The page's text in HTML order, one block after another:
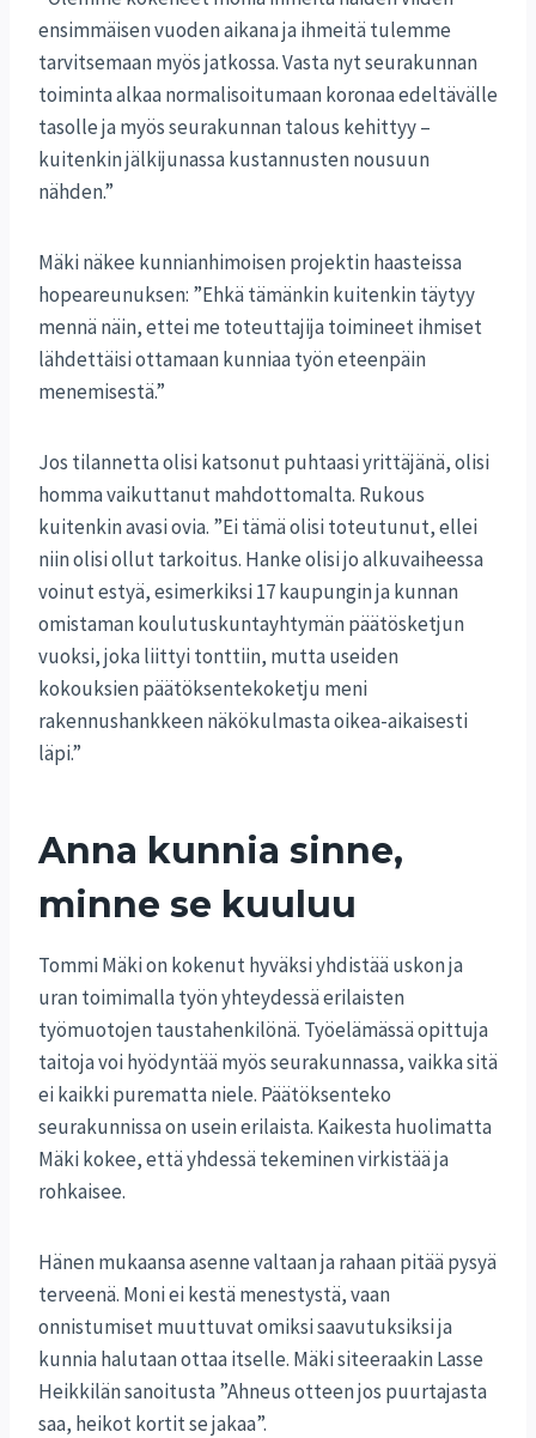
ensimmäisen vuoden aikana ja ihmeitä tulemme
tarvitsemaan myös jatkossa. Vasta nyt seurakunnan
toiminta alkaa normalisoitumaan koronaa edeltävälle
tasolle ja myös seurakunnan talous kehittyy –
kuitenkin jälkijunassa kustannusten nousuun
nähden.”
Mäki näkee kunnianhimoisen projektin haasteissa
hopeareunuksen: ”Ehkä tämänkin kuitenkin täytyy
mennä näin, ettei me toteuttajija toimineet ihmiset
lähdettäisi ottamaan kunniaa työn eteenpäin
menemisestä.”
Jos tilannetta olisi katsonut puhtaasi yrittäjänä, olisi
homma vaikuttanut mahdottomalta. Rukous
kuitenkin avasi ovia. ”Ei tämä olisi toteutunut, ellei
niin olisi ollut tarkoitus. Hanke olisi jo alkuvaiheessa
voinut estyä, esimerkiksi 17 kaupungin ja kunnan
omistaman koulutuskuntayhtymän päätösketjun
vuoksi, joka liittyi tonttiin, mutta useiden
kokouksien päätöksentekoketju meni
rakennushankkeen näkökulmasta oikea-aikaisesti
läpi.”
Anna kunnia sinne,
minne se kuuluu
Tommi Mäki on kokenut hyväksi yhdistää uskon ja
uran toimimalla työn yhteydessä erilaisten
työmuotojen taustahenkilönä. Työelämässä opittuja
taitoja voi hyödyntää myös seurakunnassa, vaikka sitä
ei kaikki purematta niele. Päätöksenteko
seurakunnissa on usein erilaista. Kaikesta huolimatta
Mäki kokee, että yhdessä tekeminen virkistää ja
rohkaisee.
Hänen mukaansa asenne valtaan ja rahaan pitää pysyä
terveenä. Moni ei kestä menestystä, vaan
onnistumiset muuttuvat omiksi saavutuksiksi ja
kunnia halutaan ottaa itselle. Mäki siteeraakin Lasse
Heikkilän sanoitusta ”Ahneus otteen jos puurtajasta
saa, heikot kortit se jakaa”.